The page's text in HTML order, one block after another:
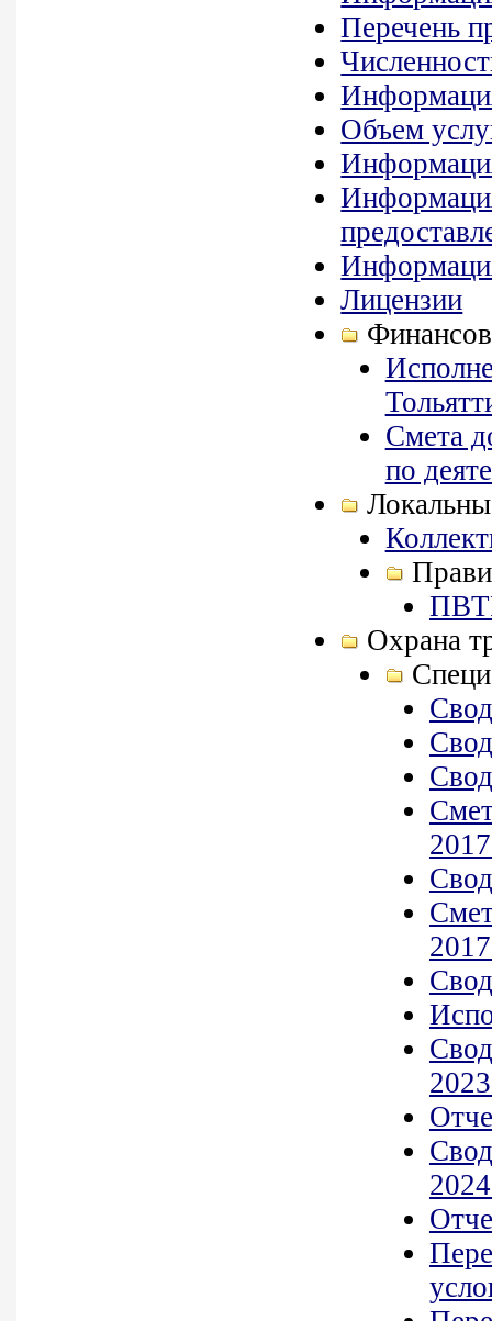
Перечень
Объем
Лицензии
Cмета
по
Охрана